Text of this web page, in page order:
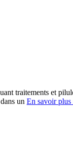
traitements et
un En savoir